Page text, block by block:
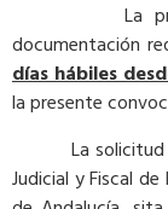
La
documentación
días hábiles
la presente
La solicitud irá
Judicial y Fiscal